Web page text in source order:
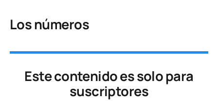
Los números
Este contenido es solo para
suscriptores